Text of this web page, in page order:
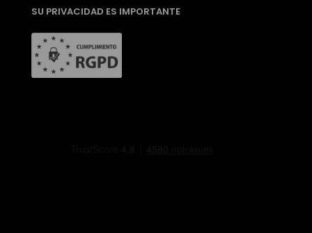
SU PRIVACIDAD ES IMPORTANTE